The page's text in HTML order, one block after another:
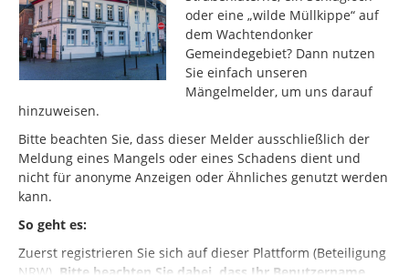
oder eine „wilde Müllkippe“ auf
dem Wachtendonker
Gemeindegebiet? Dann nutzen
Sie einfach unseren
Mängelmelder, um uns darauf
hinzuweisen.
Bitte beachten Sie, dass dieser Melder ausschließlich der
Meldung eines Mangels oder eines Schadens dient und
nicht für anonyme Anzeigen oder Ähnliches genutzt werden
kann.
So geht es:
Zuerst registrieren Sie sich auf dieser Plattform (Beteiligung